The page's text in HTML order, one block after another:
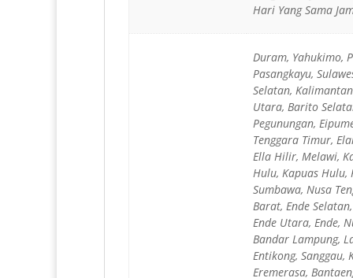
Hari Yang Sama
Duram, Yahukimo,
Pasangkayu,
Selatan,
Utara, Barito
Pegunungan,
Tenggara Timur,
Ella Hilir, Melawi,
Hulu, Kapuas Hulu,
Sumbawa, Nusa
Barat, Ende
Ende Utara, Ende,
Bandar Lampung,
Entikong, Sanggau,
Eremerasa,